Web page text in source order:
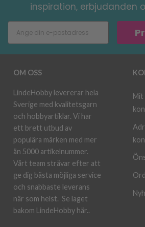
inspiration, erbjudanden
OM OSS
LindeHobby levererar hela
Sverige med kvalitetsgarn
och hobbyartiklar. Vi har
ett brett utbud av
populära märken med mer
än 5000 artikelnummer.
Vårt team strävar efter att
ge dig bästa möjliga service
och snabbaste leverans
när som helst. Se laget
bakom LindeHobby här..
Mit